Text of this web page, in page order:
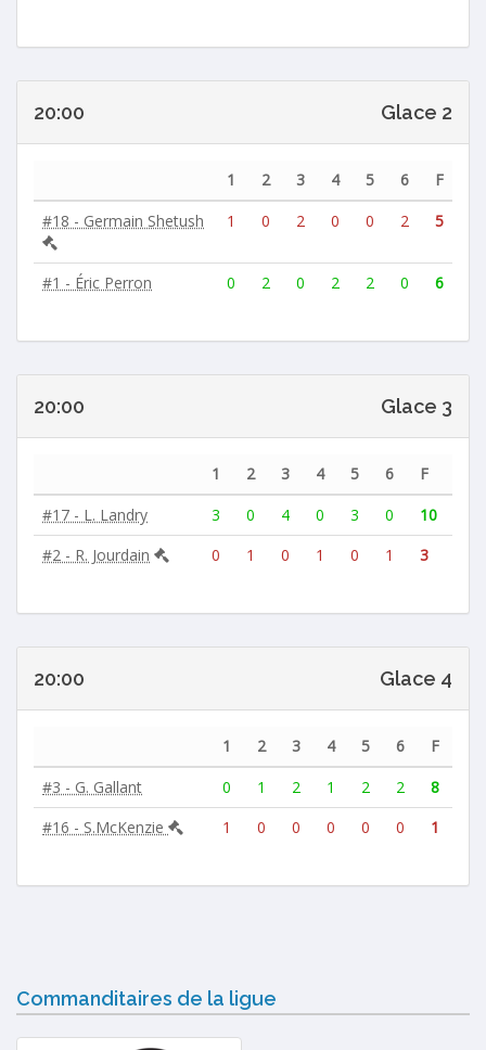
20:00 Glace 2
1 2 3 4 5 6
F
#18 - Germain Shetush
1 0 2 0 0 2 5
#1 - Éric Perron 0 2 0 2 2 0 6
20:00 Glace 3
1 2 3 4 5 6
F
#17 - L. Landry
3 0 4 0 3 0
10
#2 - R. Jourdain
0 1 0 1 0 1 3
20:00 Glace 4
1 2 3 4 5 6
F
#3 - G. Gallant
0 1 2 1 2 2
8
#16 - S.McKenzie
1 0 0 0 0 0 1
Commanditaires de la ligue